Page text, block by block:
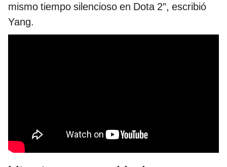
mismo tiempo silencioso en Dota 2″, escribió
Yang.